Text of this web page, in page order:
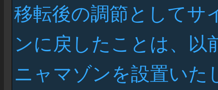
移転後の調節としてサ
ンに戻したことは、以
ニャマゾンを設置いた